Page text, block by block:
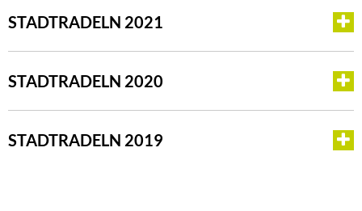
STADTRADELN 2021
STADTRADELN 2020
STADTRADELN 2019